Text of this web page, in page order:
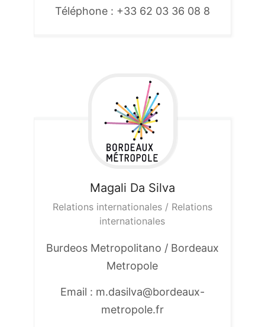
Téléphone : +33 62 03 36 08 8
Magali Da Silva
Relations internationales / Relations
internationales
Burdeos Metropolitano / Bordeaux
Metropole
Email : m.dasilva@bordeaux-
metropole.fr